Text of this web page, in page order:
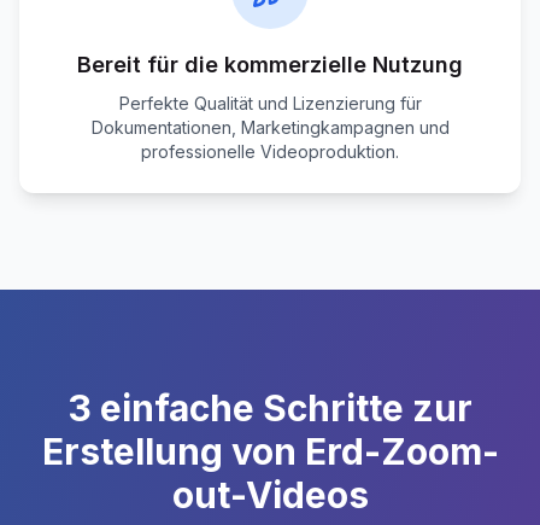
Bereit für die kommerzielle Nutzung
Perfekte Qualität und Lizenzierung für
Dokumentationen, Marketingkampagnen und
professionelle Videoproduktion.
3 einfache Schritte zur
Erstellung von Erd-Zoom-
out-Videos